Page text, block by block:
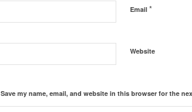
Email *
Website
Save my name, email, and website in this browser for the